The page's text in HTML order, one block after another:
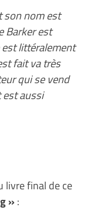
son nom est
Barker est
littéralement
fait va très
qui se vend
est aussi
livre final de ce
» :